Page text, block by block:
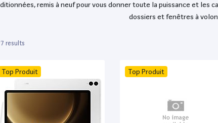
remis à neuf pour vous donner toute la puissance et les
dossiers et fenêtres à
results
Top Produit Top Produit